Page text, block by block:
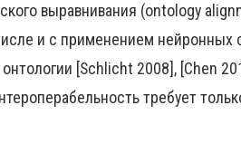
выравнивания (ontology
и с применением нейронных
[Schlicht 2008], [Chen
требует